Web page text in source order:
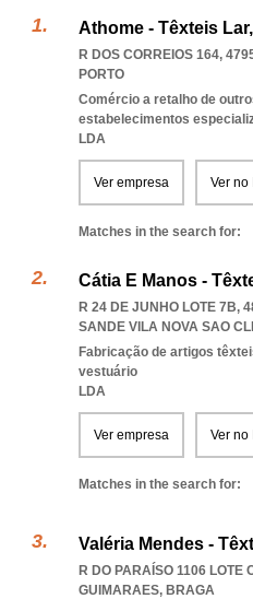
Athome - Têxteis
R DOS CORREIOS 164,
PORTO
Comércio a retalho de
estabelecimentos
LDA
Ver empresa Ver no
Matches in the search for:
Cátia E Manos -
R 24 DE JUNHO LOTE 7B,
SANDE VILA NOVA SAO
Fabricação de artigos
vestuário
LDA
Ver empresa Ver no
Matches in the search for:
Valéria Mendes -
R DO PARAÍSO 1106 LOTE
GUIMARAES, BRAGA